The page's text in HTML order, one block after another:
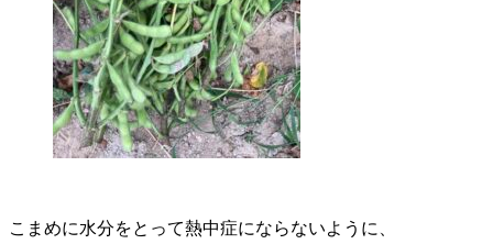
こまめに水分をとって熱中症にならないように、